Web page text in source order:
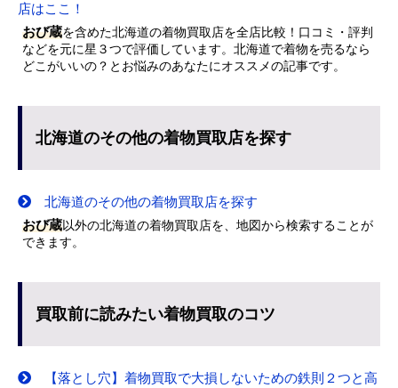
店はここ！
おび蔵を含めた北海道の着物買取店を全店比較！口コミ・評判
などを元に星３つで評価しています。北海道で着物を売るなら
どこがいいの？とお悩みのあなたにオススメの記事です。
北海道のその他の着物買取店を探す
北海道のその他の着物買取店を探す
おび蔵以外の北海道の着物買取店を、地図から検索することが
できます。
買取前に読みたい着物買取のコツ
【落とし穴】着物買取で大損しないための鉄則２つと高